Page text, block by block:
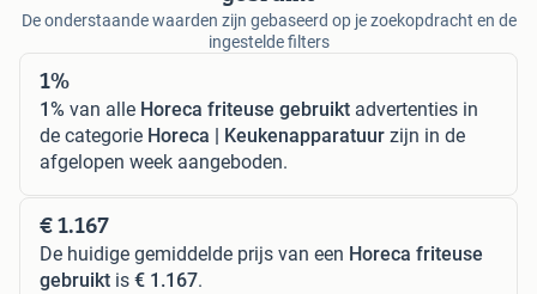
De onderstaande waarden zijn gebaseerd op je zoekopdracht en de
ingestelde filters
1%
1% van alle Horeca friteuse gebruikt advertenties in
de categorie Horeca | Keukenapparatuur zijn in de
afgelopen week aangeboden.
€ 1.167
De huidige gemiddelde prijs van een Horeca friteuse
gebruikt is € 1.167.